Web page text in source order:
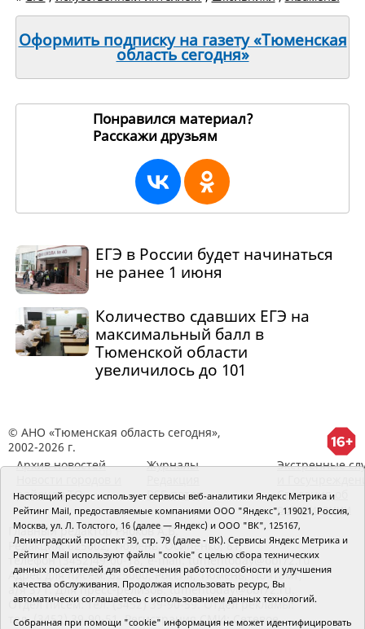
Оформить подписку на газету «Тюменская
область сегодня»
Понравился материал?
Расскажи друзьям
ЕГЭ в России будет начинаться
не ранее 1 июня
Количество сдавших ЕГЭ на
максимальный балл в
Тюменской области
увеличилось до 101
© АНО «Тюменская область сегодня»,
2002-2026 г.
Архив новостей
районов ТО
Журналы
RSS поток
Экстренные
Сведения об
организации
Главный редактор Рябков А.В.
Редакция: 625002, Тюмень, Осипенко, 81,
телефон (3452)49-00-18, e-mail: tumentoday@obl72.ru
Адрес для писем: 625000, Россия, Тюмень, Почтамт,
а/я 371. Для пресс-релизов: tumentoday@obl72.ru.
Отдел писем: тел. (3452) 39-90-59. Отдел рекламы:
тел. (3452) 39-90-51. Регистрация СМИ: Сетевое
Настоящий ресурс использует сервисы веб-аналитики Яндекс Метрика и
Рейтинг Mail, предоставляемые компаниями ООО "Яндекс", 119021, Россия,
Москва, ул. Л. Толстого, 16 (далее — Яндекс) и ООО "ВК", 125167,
Ленинградский проспект 39, стр. 79 (далее - ВК). Сервисы Яндекс Метрика и
Рейтинг Mail используют файлы "cookie" с целью сбора технических
данных посетителей для обеспечения работоспособности и улучшения
качества обслуживания. Продолжая использовать ресурс, Вы
автоматически соглашаетесь с использованием данных технологий.
Собранная при помощи "cookie" информация не может идентифицировать